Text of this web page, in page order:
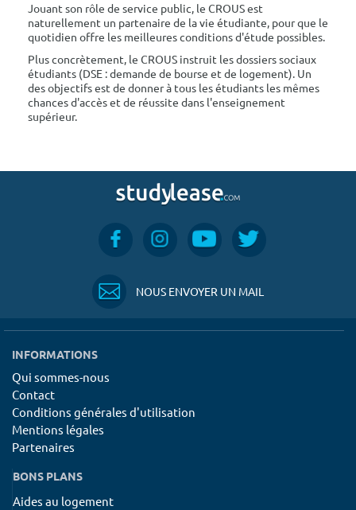
Jouant son rôle de service public, le CROUS est
naturellement un partenaire de la vie étudiante, pour que le
quotidien offre les meilleures conditions d'étude possibles.
Plus concrètement, le CROUS instruit les dossiers sociaux
étudiants (DSE : demande de bourse et de logement). Un
des objectifs est de donner à tous les étudiants les mêmes
chances d'accès et de réussite dans l'enseignement
supérieur.
NOUS ENVOYER UN MAIL
INFORMATIONS
Qui sommes-nous
Contact
Conditions générales d'utilisation
Mentions légales
Partenaires
BONS PLANS
Aides au logement